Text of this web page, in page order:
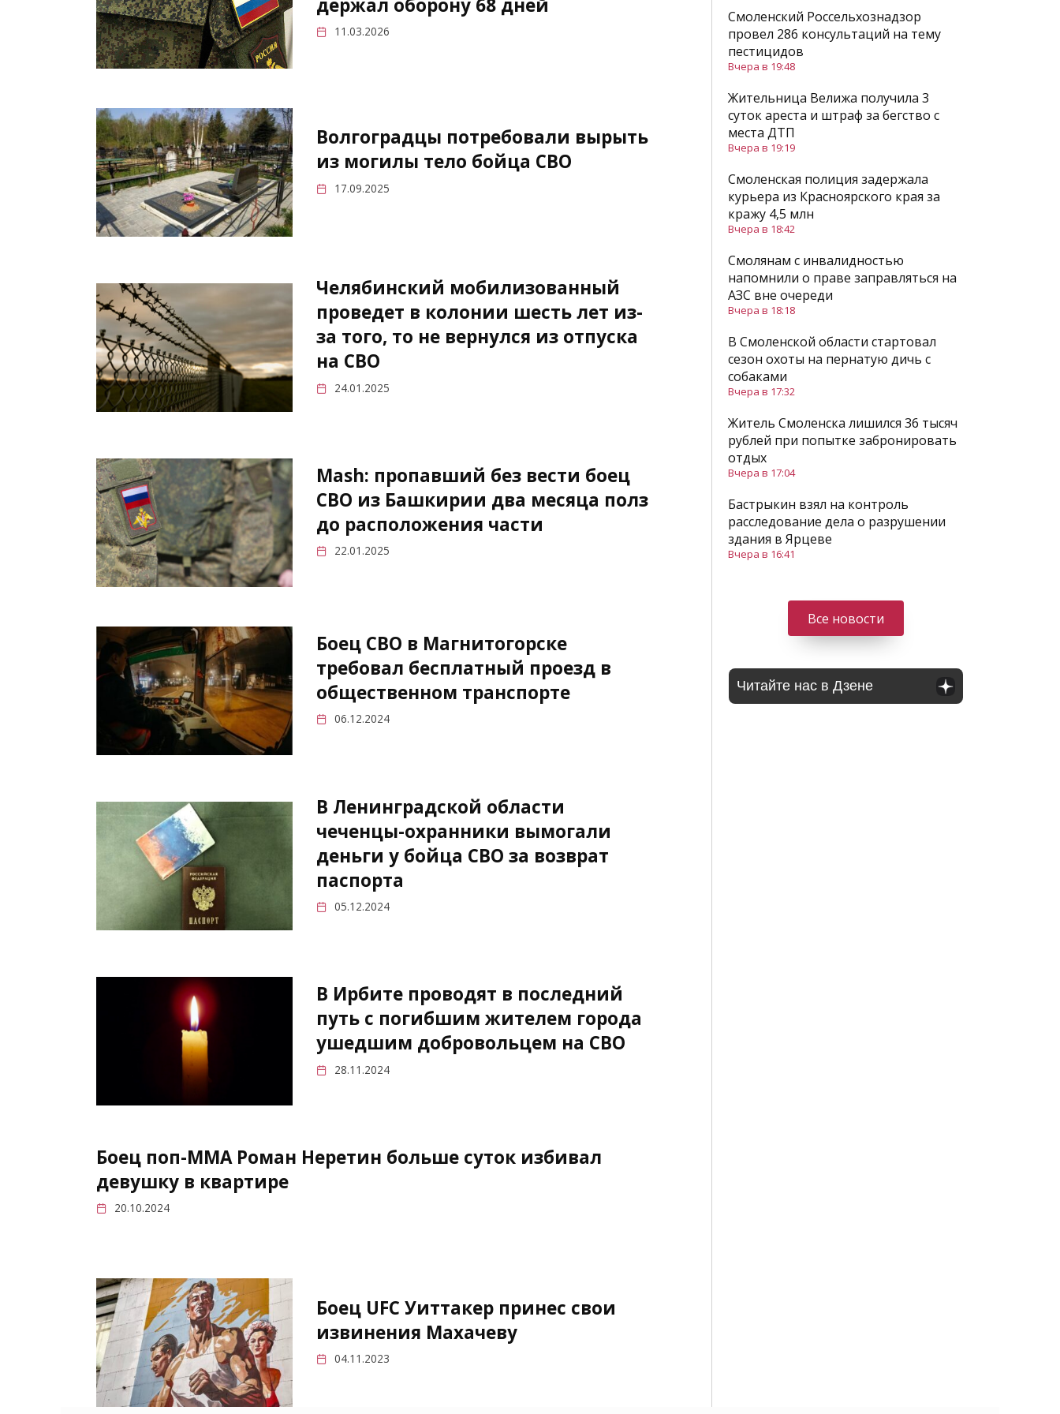
держал оборону 68 дней
11.03.2026
Волгоградцы потребовали вырыть
из могилы тело бойца СВО
17.09.2025
Челябинский мобилизованный
проведет в колонии шесть лет из-
за того, то не вернулся из отпуска
на СВО
24.01.2025
Mash: пропавший без вести боец
СВО из Башкирии два месяца полз
до расположения части
22.01.2025
Боец СВО в Магнитогорске
требовал бесплатный проезд в
общественном транспорте
06.12.2024
В Ленинградской области
чеченцы-охранники вымогали
деньги у бойца СВО за возврат
паспорта
05.12.2024
В Ирбите проводят в последний
путь с погибшим жителем города
ушедшим добровольцем на СВО
28.11.2024
Боец поп-ММА Роман Неретин больше суток избивал
девушку в квартире
20.10.2024
Боец UFC Уиттакер принес свои
извинения Махачеву
04.11.2023
Смоленский Россельхознадзор
провел 286 консультаций на тему
пестицидов
Вчера в 19:48
Жительница Велижа получила 3
суток ареста и штраф за бегство с
места ДТП
Вчера в 19:19
Смоленская полиция задержала
курьера из Красноярского края за
кражу 4,5 млн
Вчера в 18:42
Смолянам с инвалидностью
напомнили о праве заправляться на
АЗС вне очереди
Вчера в 18:18
В Смоленской области стартовал
сезон охоты на пернатую дичь с
собаками
Вчера в 17:32
Житель Смоленска лишился 36 тысяч
рублей при попытке забронировать
отдых
Вчера в 17:04
Бастрыкин взял на контроль
расследование дела о разрушении
здания в Ярцеве
Вчера в 16:41
Все новости
Читайте нас в Дзене